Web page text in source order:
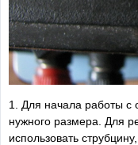
1. Для начала работы с
нужного размера. Для
использовать